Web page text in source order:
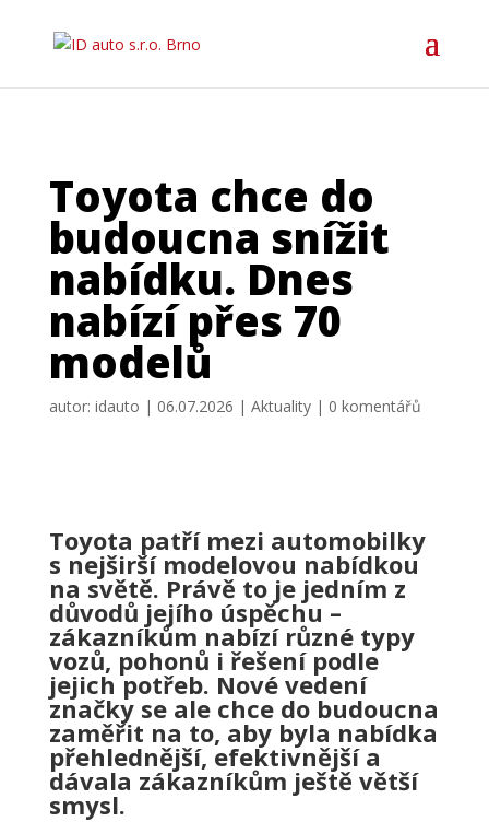
Toyota chce do
budoucna snížit
nabídku. Dnes
nabízí přes 70
modelů
autor: idauto | 06.07.2026 | Aktuality| 0 komentářů
Toyota patří mezi automobilky
s nejširší modelovou nabídkou
na světě. Právě to je jedním z
důvodů jejího úspěchu –
zákazníkům nabízí různé typy
vozů, pohonů i řešení podle
jejich potřeb. Nové vedení
značky se ale chce do budoucna
zaměřit na to, aby byla nabídka
přehlednější, efektivnější a
dávala zákazníkům ještě větší
smysl.